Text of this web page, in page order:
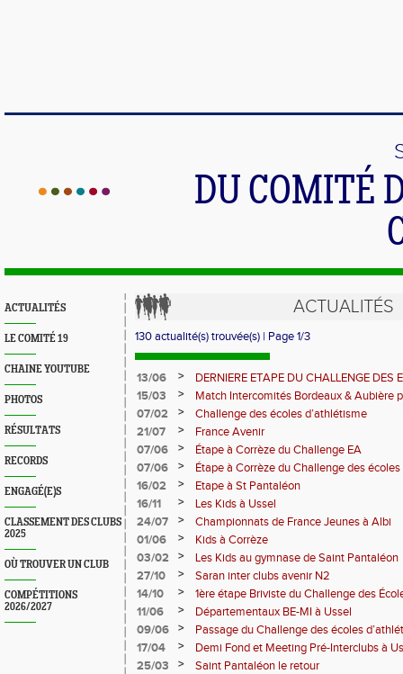
DU COMITÉ
ACTUALITÉS
LE COMITÉ 19
CHAINE YOUTUBE
PHOTOS
RÉSULTATS
RECORDS
ENGAGÉ(E)S
CLASSEMENT DES CLUBS
2025
OÙ TROUVER UN CLUB
COMPÉTITIONS
2026/2027
ACTUALITÉS
130 actualité(s) trouvée(s) | Page 1/3
13/06 >
DERNIERE ETAPE DU CHALLENGE DES
15/03
>
Match Intercomités Bordeaux & Aubière
Pantaléon
07/02 >
Challenge des écoles d’athlétisme
21/07
>
France Avenir
07/06
>
Étape à Corrèze du Challenge EA
07/06
>
Étape à Corrèze du Challenge des
16/02
>
Etape à St Pantaléon
16/11
>
Les Kids à Ussel
24/07
>
Championnats de France Jeunes à Albi
01/06
>
Kids à Corrèze
03/02
>
Les Kids au gymnase de Saint Pantaléon
27/10
>
Saran inter clubs avenir N2
14/10
>
1ère étape Briviste du Challenge des
11/06
>
Départementaux BE-MI à Ussel
09/06
>
Passage du Challenge des écoles
17/04
>
Demi Fond et Meeting Pré-Interclubs à
25/03
>
Saint Pantaléon le retour